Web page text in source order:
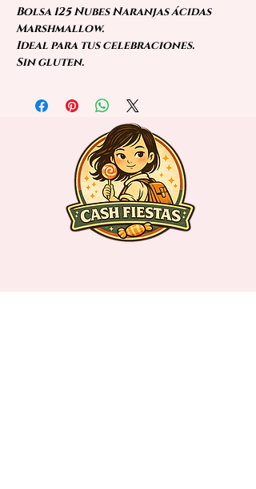
Bolsa 125 Nubes Naranjas ácidas
Marshmallow.
Ideal para tus celebraciones.
Sin gluten.